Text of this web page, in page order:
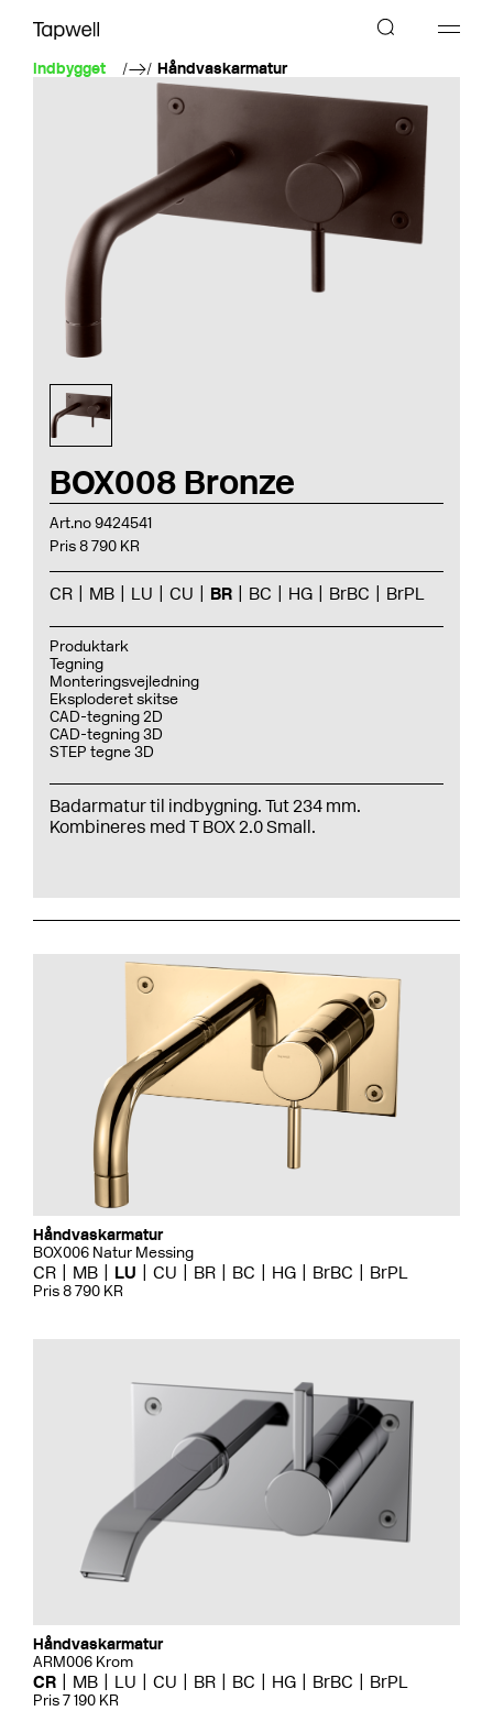
Indbygget Håndvaskarmatur
BOX008 Bronze
Art.no 9424541
Pris 8 790 KR
CR MB LU CU BR BC HG BrBC BrPL
Produktark
Tegning
Monteringsvejledning
Eksploderet skitse
CAD-tegning 2D
CAD-tegning 3D
STEP tegne 3D
Badarmatur til indbygning. Tut 234 mm.
Kombineres med T BOX 2.0 Small.
Håndvaskarmatur
BOX006 Natur Messing
CR MB LU CU BR BC HG BrBC BrPL
Pris 8 790 KR
Håndvaskarmatur
ARM006 Krom
CR MB LU CU BR BC HG BrBC BrPL
Pris 7 190 KR